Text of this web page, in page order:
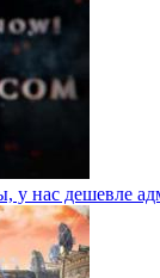
у нас дешевле